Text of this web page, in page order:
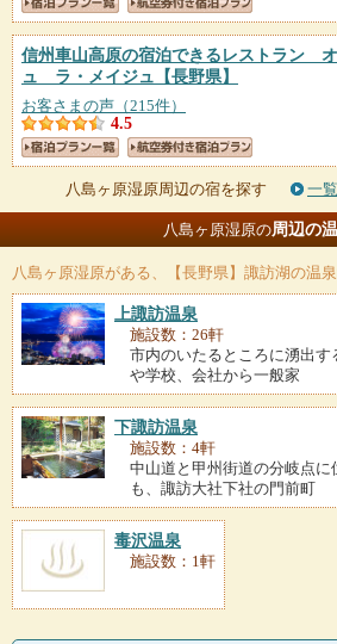
信州車山高原の宿泊できるレストラン
ュ ラ・メイジュ 【長野県】
お客さまの声（215件）
4.5
八島ヶ原湿原周辺の宿を探す 一
八島ヶ原湿原の周辺の
八島ヶ原湿原がある、【長野県】諏訪湖の温
上諏訪温泉
施設数：26軒
市内のいたるところに湧出
や学校、会社から一般家
下諏訪温泉
施設数：4軒
中山道と甲州街道の分岐点に
も、諏訪大社下社の門前町
毒沢温泉
施設数：1軒